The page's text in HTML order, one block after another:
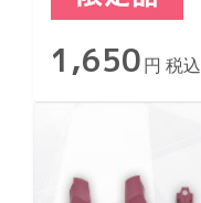
1,650 円 税込